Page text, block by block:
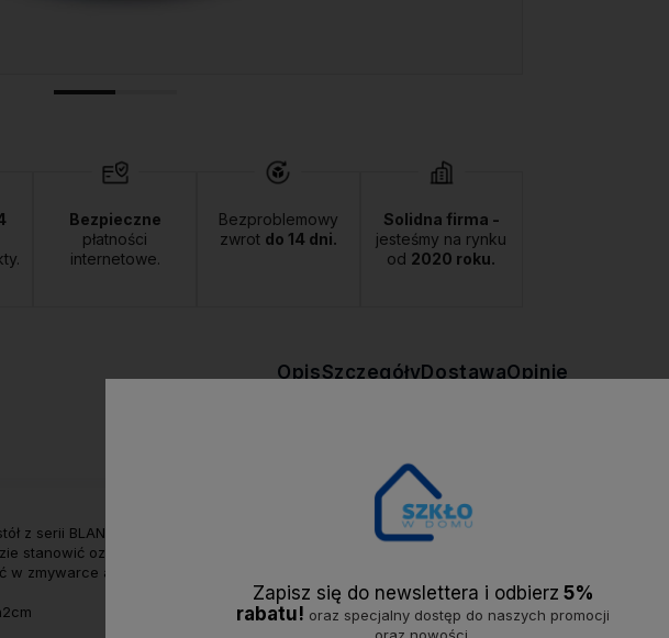
Bezpieczne
płatności
internetowe.
Bezproblemowy
zwrot do 14 dni.
Solidna firma -
jesteśmy na rynku
od 2020 roku.
OpisSzczegółyDostawaOpinie
z serii BLANCHE marki MONDEX wyróżnia oryginalny wygląd. To uniwersalna propozycja,
stanowić ozdobę stołu i umili każdy posiłek lub uroczystą kolację. Może posłużyć również
w zmywarce a jedynie delikatnie przemyć wilgotną ściereczką.
Zapisz się do newslettera i odbierz 5%
rabatu! oraz specjalny dostęp do naszych promocji
oraz nowości.